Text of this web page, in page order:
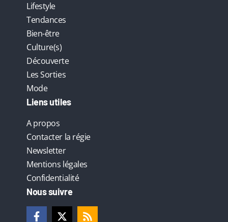
Lifestyle
Tendances
Bien-être
Culture(s)
Découverte
Les Sorties
Mode
Liens utiles
A propos
Contacter la régie
Newsletter
Mentions légales
Confidentialité
Nous suivre